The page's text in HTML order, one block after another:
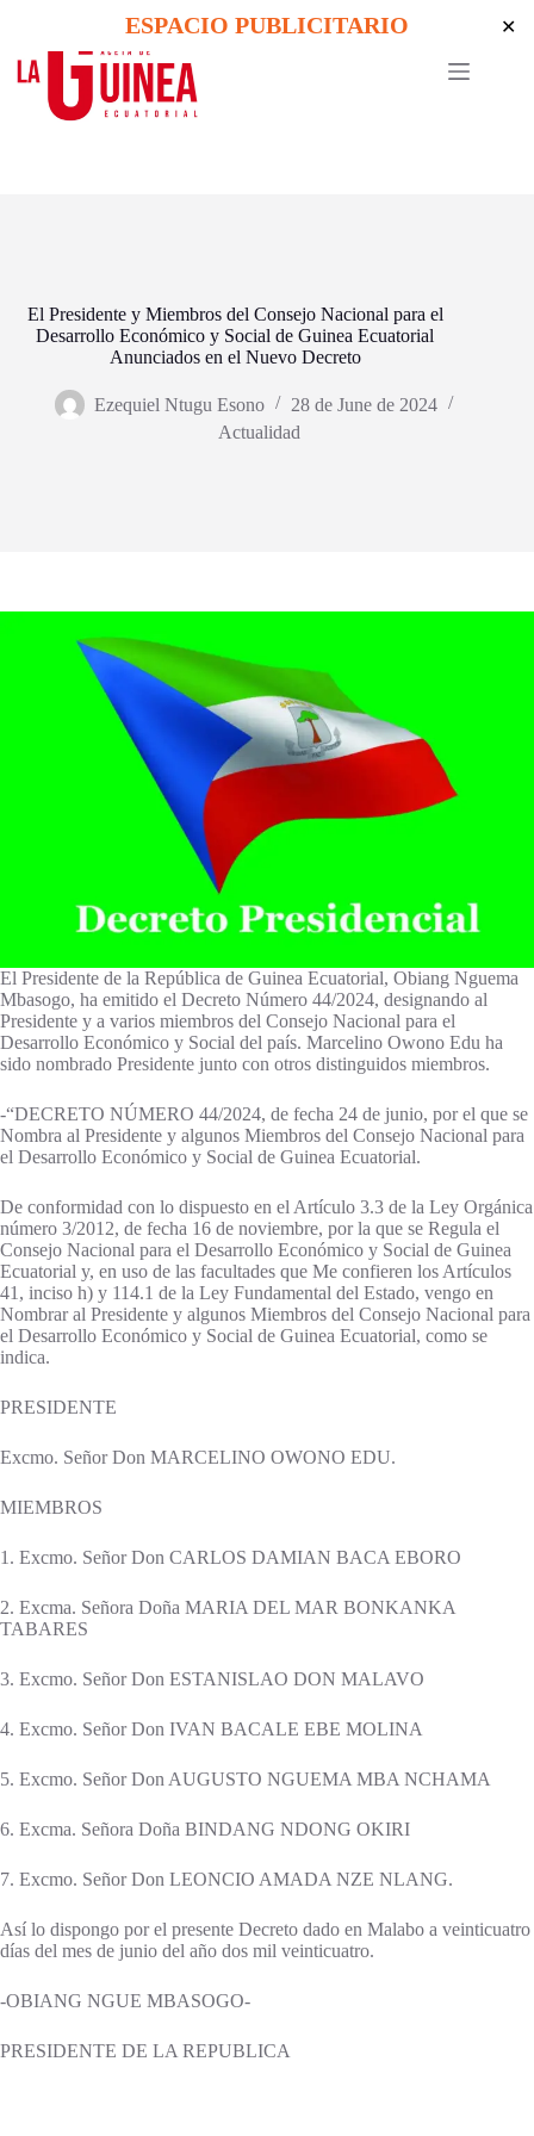
content
ESPACIO PUBLICITARIO ✕
El Presidente y Miembros del Consejo Nacional para el
Desarrollo Económico y Social de Guinea Ecuatorial
Anunciados en el Nuevo Decreto
Ezequiel Ntugu Esono
28 de June de 2024
Actualidad
El Presidente de la República de Guinea Ecuatorial, Obiang Nguema
Mbasogo, ha emitido el Decreto Número 44/2024, designando al
Presidente y a varios miembros del Consejo Nacional para el
Desarrollo Económico y Social del país. Marcelino Owono Edu ha
sido nombrado Presidente junto con otros distinguidos miembros.
-“DECRETO NÚMERO 44/2024, de fecha 24 de junio, por el que se
Nombra al Presidente y algunos Miembros del Consejo Nacional para
el Desarrollo Económico y Social de Guinea Ecuatorial.
De conformidad con lo dispuesto en el Artículo 3.3 de la Ley Orgánica
número 3/2012, de fecha 16 de noviembre, por la que se Regula el
Consejo Nacional para el Desarrollo Económico y Social de Guinea
Ecuatorial y, en uso de las facultades que Me confieren los Artículos
41, inciso h) y 114.1 de la Ley Fundamental del Estado, vengo en
Nombrar al Presidente y algunos Miembros del Consejo Nacional para
el Desarrollo Económico y Social de Guinea Ecuatorial, como se
indica.
PRESIDENTE
Excmo. Señor Don MARCELINO OWONO EDU.
MIEMBROS
1. Excmo. Señor Don CARLOS DAMIAN BACA EBORO
2. Excma. Señora Doña MARIA DEL MAR BONKANKA
TABARES
3. Excmo. Señor Don ESTANISLAO DON MALAVO
4. Excmo. Señor Don IVAN BACALE EBE MOLINA
5. Excmo. Señor Don AUGUSTO NGUEMA MBA NCHAMA
6. Excma. Señora Doña BINDANG NDONG OKIRI
7. Excmo. Señor Don LEONCIO AMADA NZE NLANG.
Así lo dispongo por el presente Decreto dado en Malabo a veinticuatro
días del mes de junio del año dos mil veinticuatro.
-OBIANG NGUE MBASOGO-
PRESIDENTE DE LA REPUBLICA